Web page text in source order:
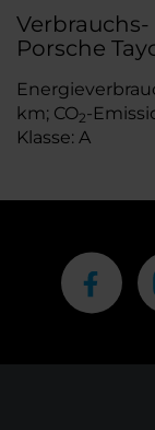
Porsche
km; CO2-
Klasse: A